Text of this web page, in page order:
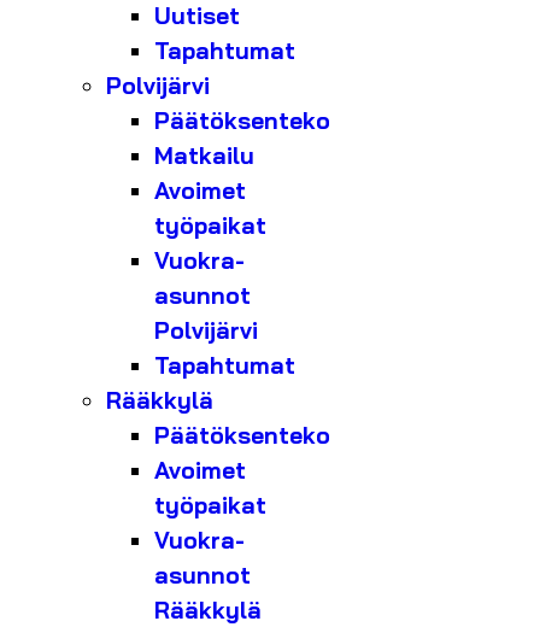
Uutiset
Tapahtumat
Polvijärvi
Päätöksenteko
Matkailu
Avoimet
työpaikat
Vuokra-
asunnot
Polvijärvi
Tapahtumat
Rääkkylä
Päätöksenteko
Avoimet
työpaikat
Vuokra-
asunnot
Rääkkylä